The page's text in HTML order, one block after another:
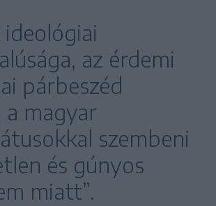
ideológiai
az érdemi
párbeszéd
a magyar
szembeni
és gúnyos
miatt”.